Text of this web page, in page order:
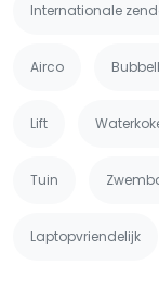
Internationale
Airco
Lift
Tuin
Laptopvriendelijk